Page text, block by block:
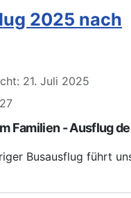
2025 nach
21. Juli 2025
Familien -Ausflug
Busausflug führt